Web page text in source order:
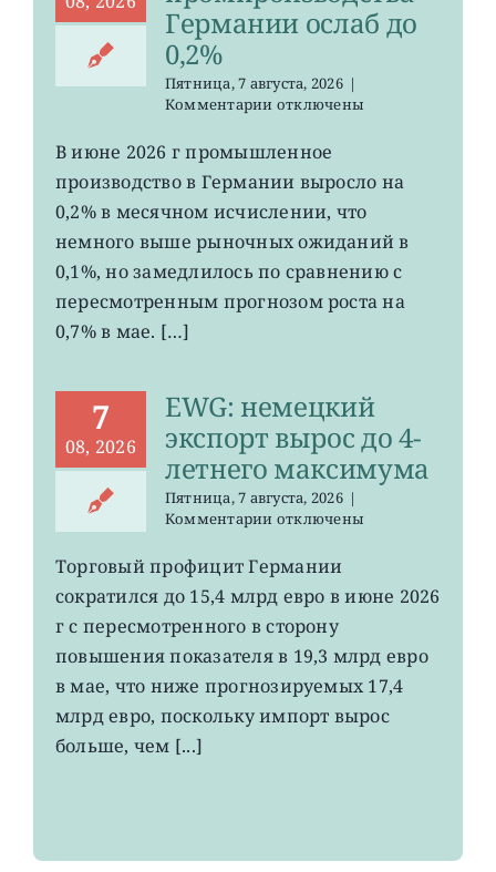
Германии ослаб до
0,2%
Пятница, 7 августа, 2026 |
Комментариик
EWG:
рост
промпроизводства
Германии
до
0,2%
отключены
В июне 2026 г промышленное
производство в Германии выросло на
0,2% в месячном исчислении, что
немного выше рыночных ожиданий в
0,1%, но замедлилось по сравнению с
пересмотренным прогнозом роста на
0,7% в мае. […]
7
08, 2026
EWG: немецкий
экспорт вырос до 4-
летнего максимума
Пятница, 7 августа, 2026 |
Комментариик
EWG:
немецкий
экспорт
вырос
4-
летнего
отключены
Торговый профицит Германии
сократился до 15,4 млрд евро в июне 2026
г с пересмотренного в сторону
повышения показателя в 19,3 млрд евро
в мае, что ниже прогнозируемых 17,4
млрд евро, поскольку импорт вырос
больше, чем [...]